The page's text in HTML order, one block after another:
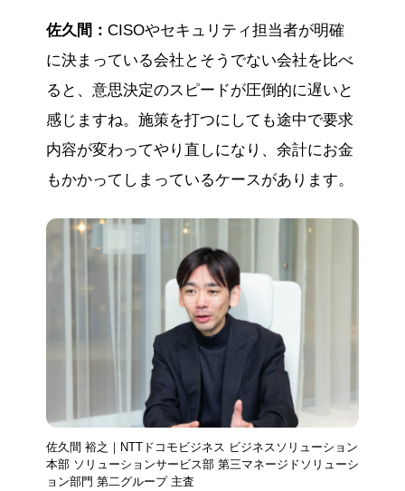
佐久間： CISOやセキュリティ担当者が明確
に決まっている会社とそうでない会社を比べ
ると、意思決定のスピードが圧倒的に遅いと
感じますね。施策を打つにしても途中で要求
内容が変わってやり直しになり、余計にお金
もかかってしまっているケースがあります。
佐久間 裕之｜NTTドコモビジネス ビジネスソリューション
本部 ソリューションサービス部 第三マネージドソリューシ
ョン部門 第二グループ 主査